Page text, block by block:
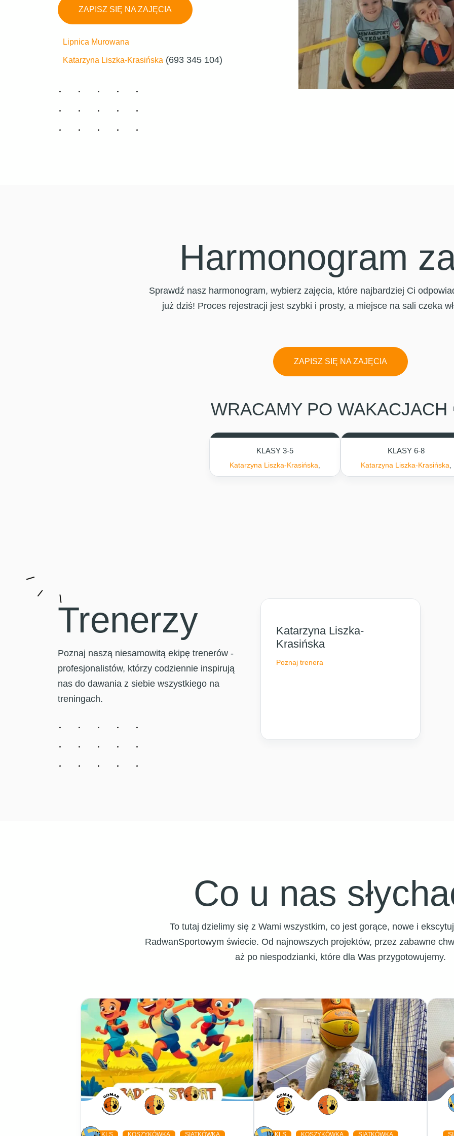
ZAPISZ SIĘ NA ZAJĘCIA
Lipnica Murowana
Katarzyna Liszka-Krasińska (693 345 104)
Harmonogram
Sprawdź nasz harmonogram, wybierz zajęcia, które najbardziej Ci
już dziś! Proces rejestracji jest szybki i prosty, a miejsce na sali czeka
ZAPISZ SIĘ NA ZAJĘCIA
WRACAMY PO WAKACJACH
KLASY 3-5
Katarzyna Liszka-Krasińska,
KLASY 6-8
Katarzyna Liszka-Krasińska,
Trenerzy
Poznaj naszą niesamowitą ekipę trenerów -
profesjonalistów, którzy codziennie inspirują
nas do dawania z siebie wszystkiego na
treningach.
Katarzyna Liszka-
Krasińska
Poznaj trenera
Co u nas
To tutaj dzielimy się z Wami wszystkim, co jest gorące, nowe i
RadwanSportowym świecie. Od najnowszych projektów, przez zabawne
aż po niespodzianki, które dla Was przygotowujemy.